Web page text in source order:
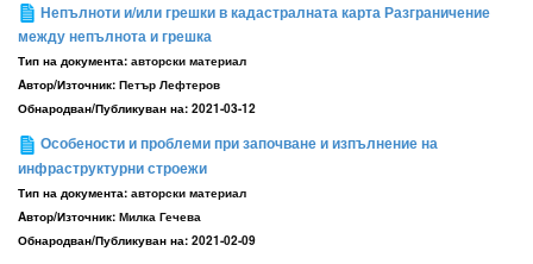
Непълноти и/или грешки в кадастралната карта Разграничение
между непълнота и грешка
Тип на документа: авторски материал
Aвтор/Източник: Петър Лефтеров
Обнародван/Публикуван на: 2021-03-12
Особености и проблеми при започване и изпълнение на
инфраструктурни строежи
Тип на документа: авторски материал
Aвтор/Източник: Милка Гечева
Обнародван/Публикуван на: 2021-02-09